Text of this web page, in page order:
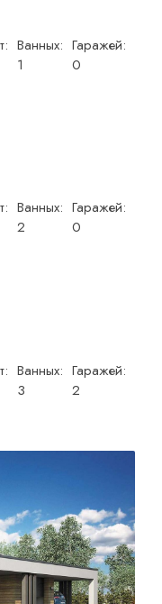
Ванных:
1
Гаражей:
0
Ванных:
2
Гаражей:
0
Ванных:
3
Гаражей:
2